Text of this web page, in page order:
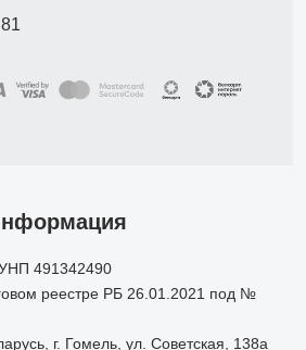
491342490
реестре РБ 26.01.2021 под №
г. Гомель, ул. Советская, 138а